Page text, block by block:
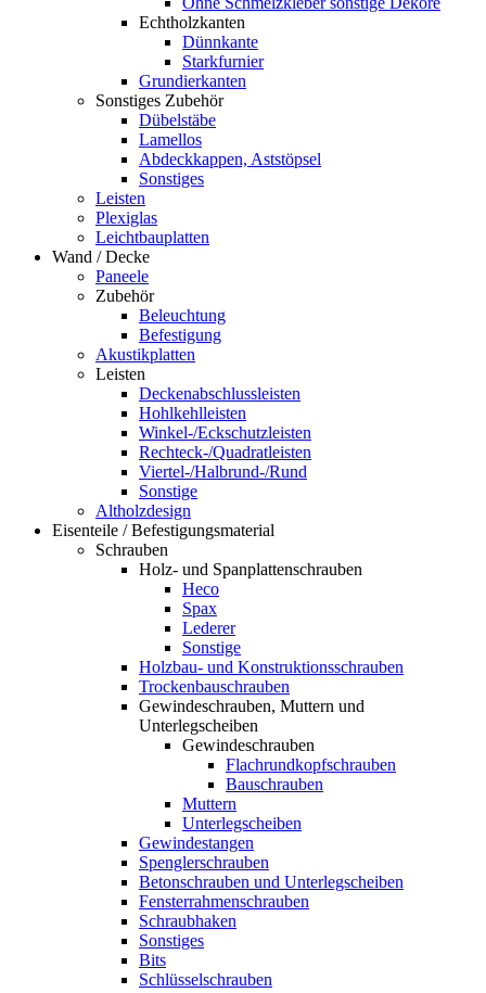
Echtholzkanten
Dünnkante
Starkfurnier
Grundierkanten
Sonstiges Zubehör
Dübelstäbe
Lamellos
Abdeckkappen, Aststöpsel
Sonstiges
Leisten
Plexiglas
Leichtbauplatten
Wand / Decke
Paneele
Zubehör
Beleuchtung
Befestigung
Akustikplatten
Leisten
Deckenabschlussleisten
Hohlkehlleisten
Winkel-/Eckschutzleisten
Rechteck-/Quadratleisten
Viertel-/Halbrund-/Rund
Sonstige
Altholzdesign
Eisenteile / Befestigungsmaterial
Schrauben
Holz- und Spanplattenschrauben
Heco
Spax
Lederer
Sonstige
Holzbau- und Konstruktionsschrauben
Trockenbauschrauben
Gewindeschrauben, Muttern und
Unterlegscheiben
Gewindeschrauben
Flachrundkopfschrauben
Bauschrauben
Muttern
Unterlegscheiben
Gewindestangen
Spenglerschrauben
Betonschrauben und Unterlegscheiben
Fensterrahmenschrauben
Schraubhaken
Sonstiges
Bits
Schlüsselschrauben